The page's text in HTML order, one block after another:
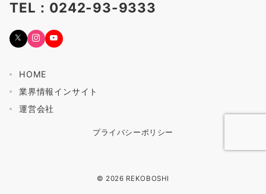
TEL：0242-93-9333
HOME
業界情報インサイト
運営会社
プライバシーポリシー
© 2026 REKOBOSHI